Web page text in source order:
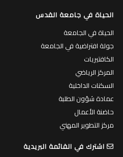
الحياة في جامعة القدس
الحياة في الجامعة
جولة افتراضية في الجامعة
الكافتيريات
المركز الرياضي
السكنات الداخلية
عمادة شؤون الطلبة
حاضنة الأعمال
مركز التطوير المهني
اشترك في القائمة البريدية